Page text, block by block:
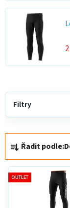
a
z
e
Řadit podle:
Filtry
V
p
p
r
OUTLET